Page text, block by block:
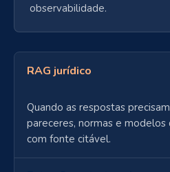
observabilidade.
RAG jurídico
Quando as respostas
pareceres, normas e modelos
com fonte citável.